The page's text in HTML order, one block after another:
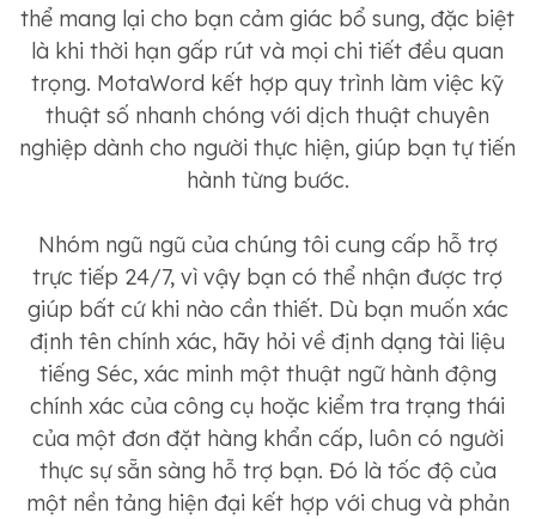
thể mang lại cho bạn cảm giác bổ sung, đặc biệt
là khi thời hạn gấp rút và mọi chi tiết đều quan
trọng. MotaWord kết hợp quy trình làm việc kỹ
thuật số nhanh chóng với dịch thuật chuyên
nghiệp dành cho người thực hiện, giúp bạn tự tiến
hành từng bước.
Nhóm ngũ ngũ của chúng tôi cung cấp hỗ trợ
trực tiếp 24/7, vì vậy bạn có thể nhận được trợ
giúp bất cứ khi nào cần thiết. Dù bạn muốn xác
định tên chính xác, hãy hỏi về định dạng tài liệu
tiếng Séc, xác minh một thuật ngữ hành động
chính xác của công cụ hoặc kiểm tra trạng thái
của một đơn đặt hàng khẩn cấp, luôn có người
thực sự sẵn sàng hỗ trợ bạn. Đó là tốc độ của
một nền tảng hiện đại kết hợp với chug và phản